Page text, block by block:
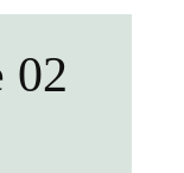
02